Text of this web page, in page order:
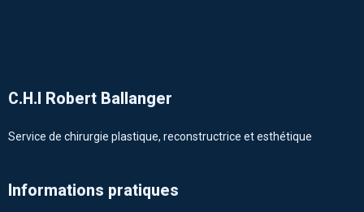
C.H.I Robert Ballanger
Service de chirurgie plastique, reconstructrice et esthétique
Informations pratiques